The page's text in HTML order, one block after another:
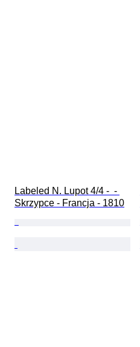
Labeled N. Lupot 4/4 -  -
Skrzypce - Francja - 1810